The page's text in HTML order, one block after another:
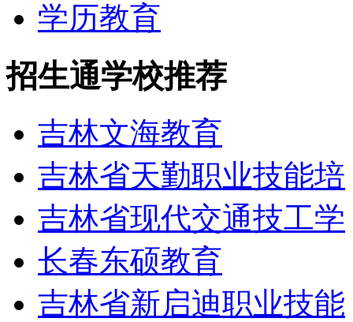
学历教育
招生通学校推荐
吉林文海教育
吉林省天勤职业技能培
吉林省现代交通技工学
长春东硕教育
吉林省新启迪职业技能